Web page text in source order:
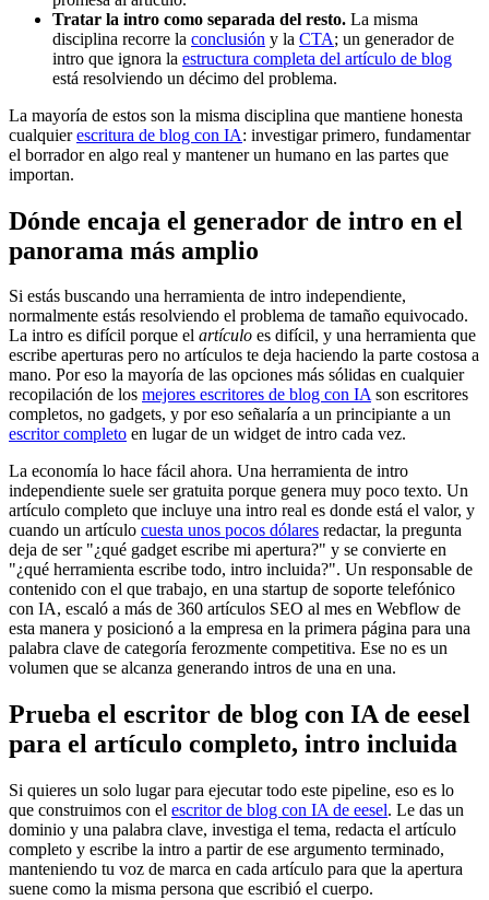
Tratar la intro como separada del resto. La misma
disciplina recorre la conclusión y la CTA; un generador de
intro que ignora la estructura completa del artículo de blog
está resolviendo un décimo del problema.
La mayoría de estos son la misma disciplina que mantiene honesta
cualquierescritura de blog con IA: investigar primero, fundamentar
el borrador en algo real y mantener un humano en las partes que
importan.
Dónde encaja el generador de intro en el
panorama más amplio
Si estás buscando una herramienta de intro independiente,
normalmente estás resolviendo el problema de tamaño equivocado.
La intro es difícil porque el artículo es difícil, y una herramienta que
escribe aperturas pero no artículos te deja haciendo la parte costosa a
mano. Por eso la mayoría de las opciones más sólidas en cualquier
recopilación de los mejores escritores de blog con IAson escritores
completos, no gadgets, y por eso señalaría a un principiante a un
escritor completo en lugar de un widget de intro cada vez.
La economía lo hace fácil ahora. Una herramienta de intro
independiente suele ser gratuita porque genera muy poco texto. Un
artículo completo que incluye una intro real es donde está el valor, y
cuando un artículo cuesta unos pocos dólares redactar, la pregunta
deja de ser "¿qué gadget escribe mi apertura?" y se convierte en
"¿qué herramienta escribe todo, intro incluida?". Un responsable de
contenido con el que trabajo, en una startup de soporte telefónico
con IA, escaló a más de 360 artículos SEO al mes en Webflow de
esta manera y posicionó a la empresa en la primera página para una
palabra clave de categoría ferozmente competitiva. Ese no es un
volumen que se alcanza generando intros de una en una.
Prueba el escritor de blog con IA de eesel
para el artículo completo, intro incluida
Si quieres un solo lugar para ejecutar todo este pipeline, eso es lo
que construimos con el escritor de blog con IA de eesel. Le das un
dominio y una palabra clave, investiga el tema, redacta el artículo
completo y escribe la intro a partir de ese argumento terminado,
manteniendo tu voz de marca en cada artículo para que la apertura
suene como la misma persona que escribió el cuerpo.